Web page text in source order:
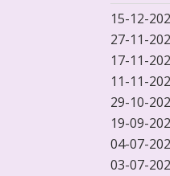
15-12-
27-11-
17-11-
11-11-
29-10-
19-09-
04-07-
03-07-